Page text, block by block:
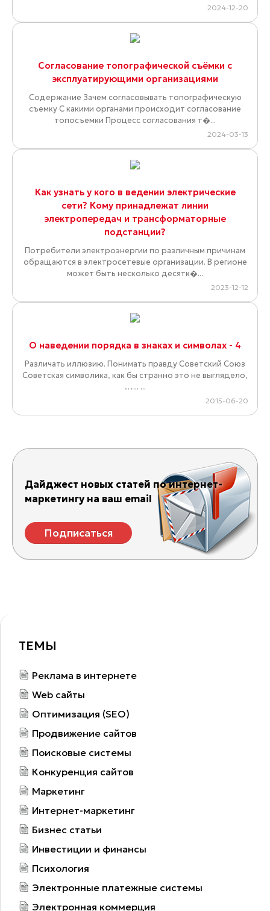
2024-12-20
Cогласование топографической съёмки с
эксплуатирующими организациями
Содержание Зачем согласовывать топографическую
съемку C какими органами происходит согласование
топосъемки Процесс согласования т�...
2024-03-13
Как узнать у кого в ведении электрические
сети? Кому принадлежат линии
электропередач и трансформаторные
подстанции?
Потребители электроэнергии по различным причинам
обращаются в электросетевые организации. В регионе
может быть несколько десятк�...
2023-12-12
О наведении порядка в знаках и символах - 4
Различать иллюзию. Понимать правду Советский Союз
Советская символика, как бы странно это не выглядело,
…... ...
2015-06-20
Дайджест новых статей по интернет-
маркетингу на ваш email
Подписаться
ТЕМЫ
Реклама в интернете
Web сайты
Оптимизация (SEO)
Продвижение сайтов
Поисковые системы
Конкуренция сайтов
Маркетинг
Интернет-маркетинг
Бизнес статьи
Инвестиции и финансы
Психология
Электронные платежные системы
Электронная коммерция